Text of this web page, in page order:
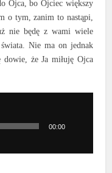
Ojca, bo Ojciec większy
o tym, zanim to nastąpi,
nie będę z wami wiele
Nie ma on jednak
że Ja miłuję Ojca
00:00